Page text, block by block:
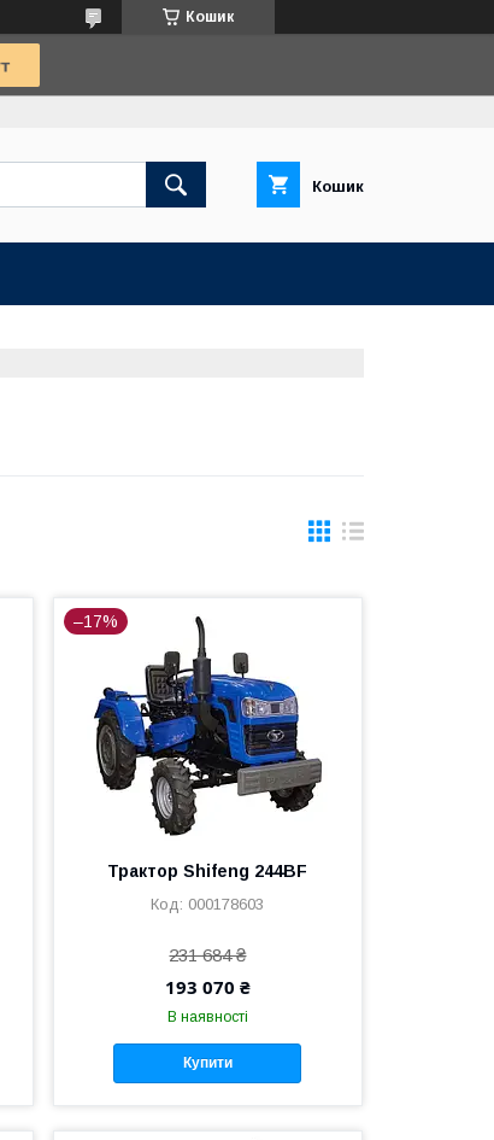
Кошик
Кошик
–17%
Трактор Shifeng 244BF
000178603
231 684 ₴
193 070 ₴
В наявності
Купити